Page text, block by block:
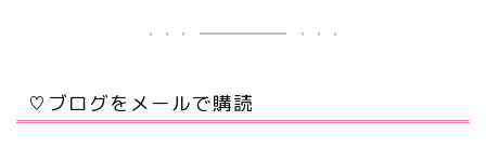
♡ブログをメールで購読